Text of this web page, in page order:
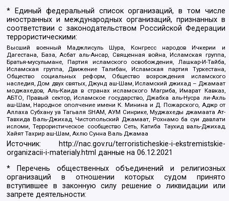
* Единый федеральный список организаций, в том числе
иностранных и международных организаций, признанных в
соответствии с законодательством Российской Федерации
террористическими:
Высший военный Маджлисуль Шура, Конгресс народов Ичкерии и
Дагестана, База, Асбат аль-Ансар, Священная война, Исламская группа,
Братья-мусульмане, Партия исламского освобождения, Лашкар-И-Тайба,
Исламская группа, Движение Талибан, Исламская партия Туркестана,
Общество социальных реформ, Общество возрождения исламского
наследия, Дом двух святых, Джунд аш-Шам, Исламский джихад – Джамаат
моджахедов, Аль-Каида в странах исламского Магриба, Имарат Кавказ,
АБТО, Правый сектор, Исламское государство, Джабха аль-Нусра ли-Ахль
аш-Шам, Народное ополчение имени К. Минина и Д. Пожарского, Аджр от
Аллаха Субхану уа Тагьаля SHAM, АУМ Синрике, Муджахеды джамаата Ат-
Тавхида Валь-Джихад, Чистопольский Джамаат, Рохнамо ба суи давлати
исломи, Террористическое сообщество Сеть, Катиба Таухид валь-Джихад,
Хайят Тахрир аш-Шам, Ахлю Сунна Валь Джамаа
Источник:
http://nac.gov.ru/terroristicheskie-i-ekstremistskie-
organizacii-i-materialy.html данные на06.12.2021
* Перечень общественных объединений и религиозных
организаций в отношении которых судом принято
вступившее в законную силу решение о ликвидации или
запрете деятельности: